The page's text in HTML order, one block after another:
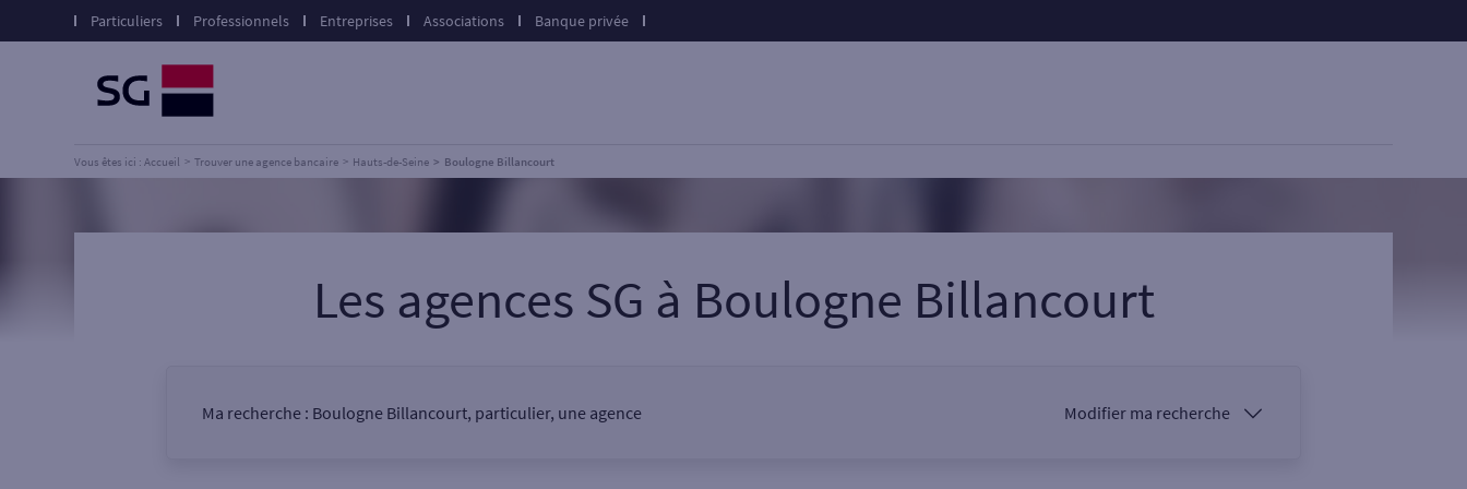
Particuliers Professionnels Entreprises Associations Banque privée
Vous êtes ici : Accueil Trouver une agence bancaire Hauts-de-Seine Boulogne Billancourt
Les agences SG à Boulogne Billancourt
Ma recherche : Boulogne Billancourt, particulier, une agence Modifier ma recherche